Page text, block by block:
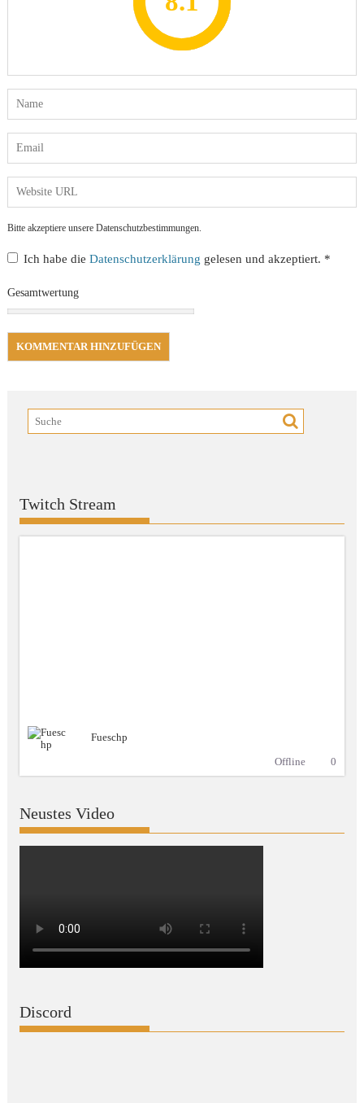
Bitte akzeptiere unsere Datenschutzbestimmungen.
Ich habe dieDatenschutzerklärung gelesen und akzeptiert. *
Gesamtwertung
Twitch Stream
Fueschp
Offline
0
Neustes Video
Discord